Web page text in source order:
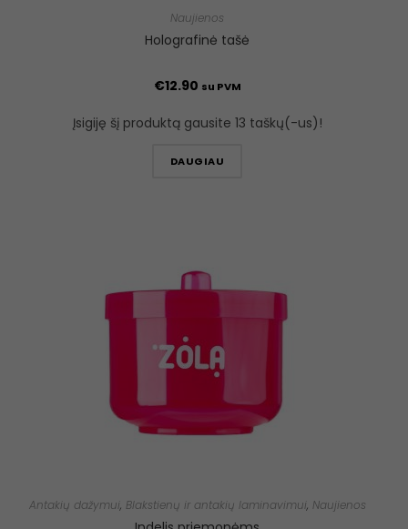
Naujienos
Holografinė tašė
€12.90 su PVM
Įsigiję šį produktą gausite 13 taškų(-us)!
DAUGIAU
Antakių dažymui, Blakstienų ir antakių laminavimui, Naujienos